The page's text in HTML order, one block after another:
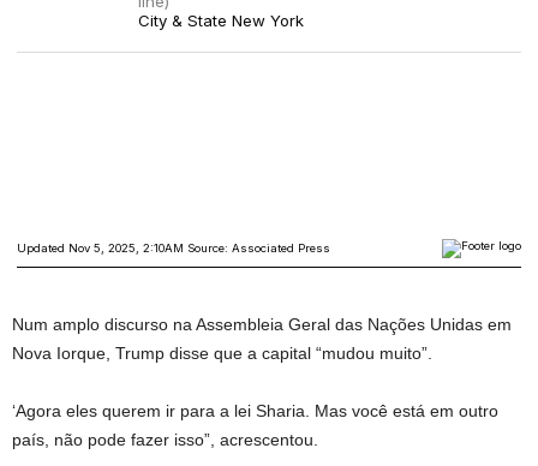
Num amplo discurso na Assembleia Geral das Nações Unidas em
Nova Iorque, Trump disse que a capital “mudou muito”.
‘Agora eles querem ir para a lei Sharia. Mas você está em outro
país, não pode fazer isso”, acrescentou.